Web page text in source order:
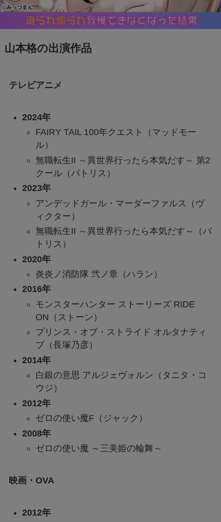
山本格の出演作品
テレビアニメ
2024年
FAIRY TAIL 100年クエスト（マッドモー
ル）
無職転生II ～異世界行ったら本気だす～ 第2
クール（パトリス）
2023年
アンデッドガール・マーダーファルス（ヴ
ィクター）
無職転生II ～異世界行ったら本気だす～（パ
トリス）
2020年
炎炎ノ消防隊 弐ノ章（ハラン）
2016年
モンスターハンター ストーリーズ RIDE
ON（ストーン）
プリンス・オブ・ストライド オルタナティ
ブ（長塚乃彦）
2014年
白銀の意思 アルジェヴォルン（タニタ・コ
ウジ）
2012年
ゼロの使い魔F（ジャック）
2008年
ゼロの使い魔 ～三美姫の輪舞～
映画・OVA
2012年